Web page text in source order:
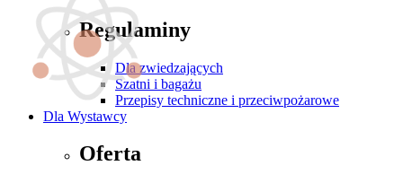
Regulaminy
Dla zwiedzających
Szatni i bagażu
Przepisy techniczne i przeciwpożarowe
Dla Wystawcy
Oferta